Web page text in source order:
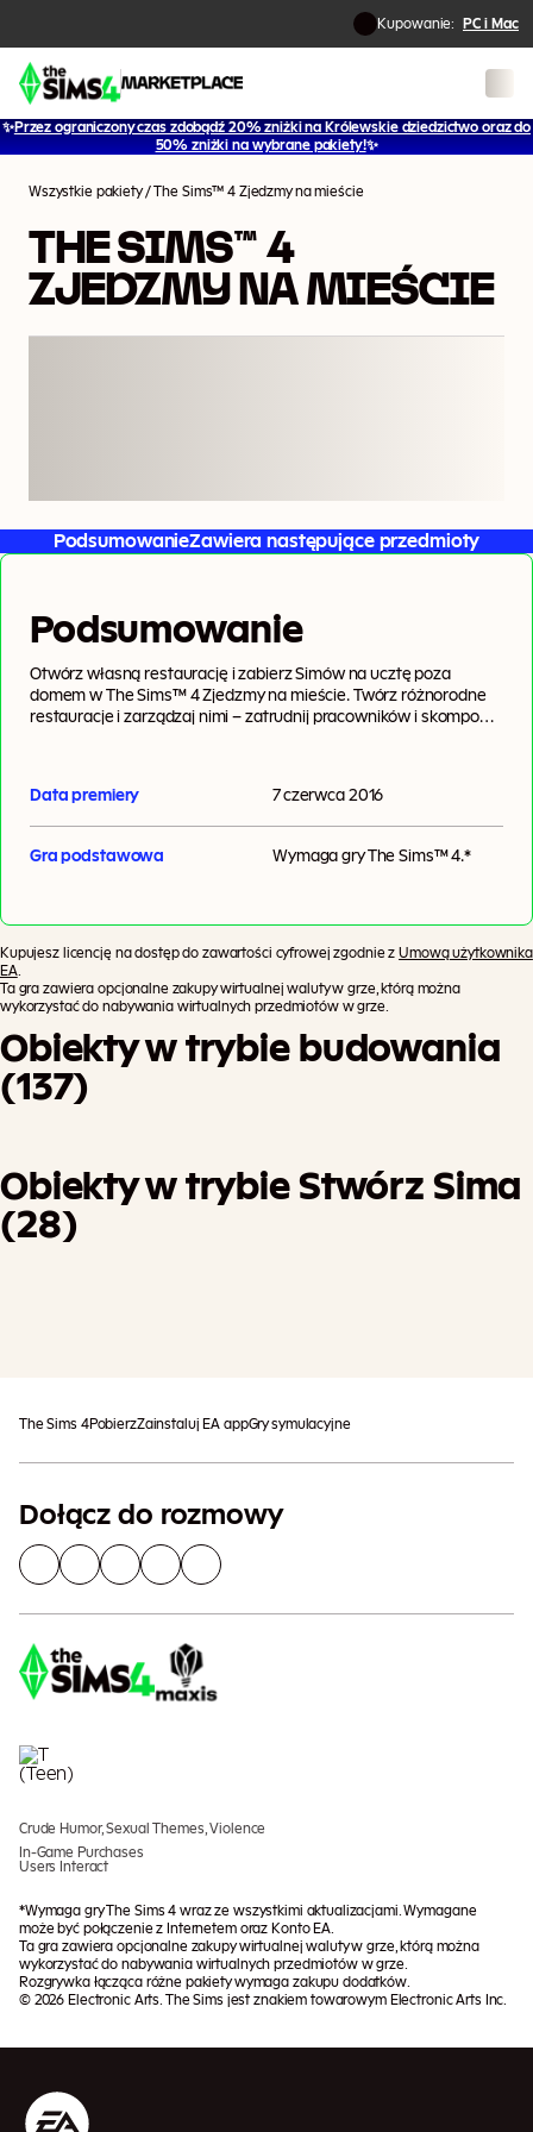
Kupowanie: PC i Mac
✨Przez ograniczony czas zdobądź 20% zniżki na Królewskie dziedzictwo oraz do
50% zniżki na wybrane pakiety!✨
1/15
Wszystkie pakiety /The Sims™ 4 Zjedzmy na mieście
THE SIMS™ 4
ZJEDZMY NA MIEŚCIE
PodsumowanieZawiera następujące przedmioty
Podsumowanie
Otwórz własną restaurację i zabierz Simów na ucztę poza
domem w The Sims™ 4 Zjedzmy na mieście. Twórz różnorodne
restauracje i zarządzaj nimi – zatrudnij pracowników i skomponuj
bliskimi.
Data premiery 7 czerwca 2016
Gra podstawowa Wymaga gryThe Sims™ 4.*
Kupujesz licencję na dostęp do zawartości cyfrowej zgodnie zUmową użytkownika
EA.
Ta gra zawiera opcjonalne zakupy wirtualnej waluty w grze, którą można
wykorzystać do nabywania wirtualnych przedmiotów w grze.
Obiekty w trybie budowania
(137)
Obiekty w trybie Stwórz Sima
(28)
The Sims 4PobierzZainstaluj EA appGry symulacyjne
Dołącz do rozmowy
Crude Humor, Sexual Themes, Violence
In-Game Purchases
Users Interact
*Wymaga gry The Sims 4 wraz ze wszystkimi aktualizacjami. Wymagane
może być połączenie z Internetem oraz Konto EA.
Ta gra zawiera opcjonalne zakupy wirtualnej waluty w grze, którą można
wykorzystać do nabywania wirtualnych przedmiotów w grze.
Rozgrywka łącząca różne pakiety wymaga zakupu dodatków.
© 2026 Electronic Arts. The Sims jest znakiem towarowym Electronic Arts Inc.